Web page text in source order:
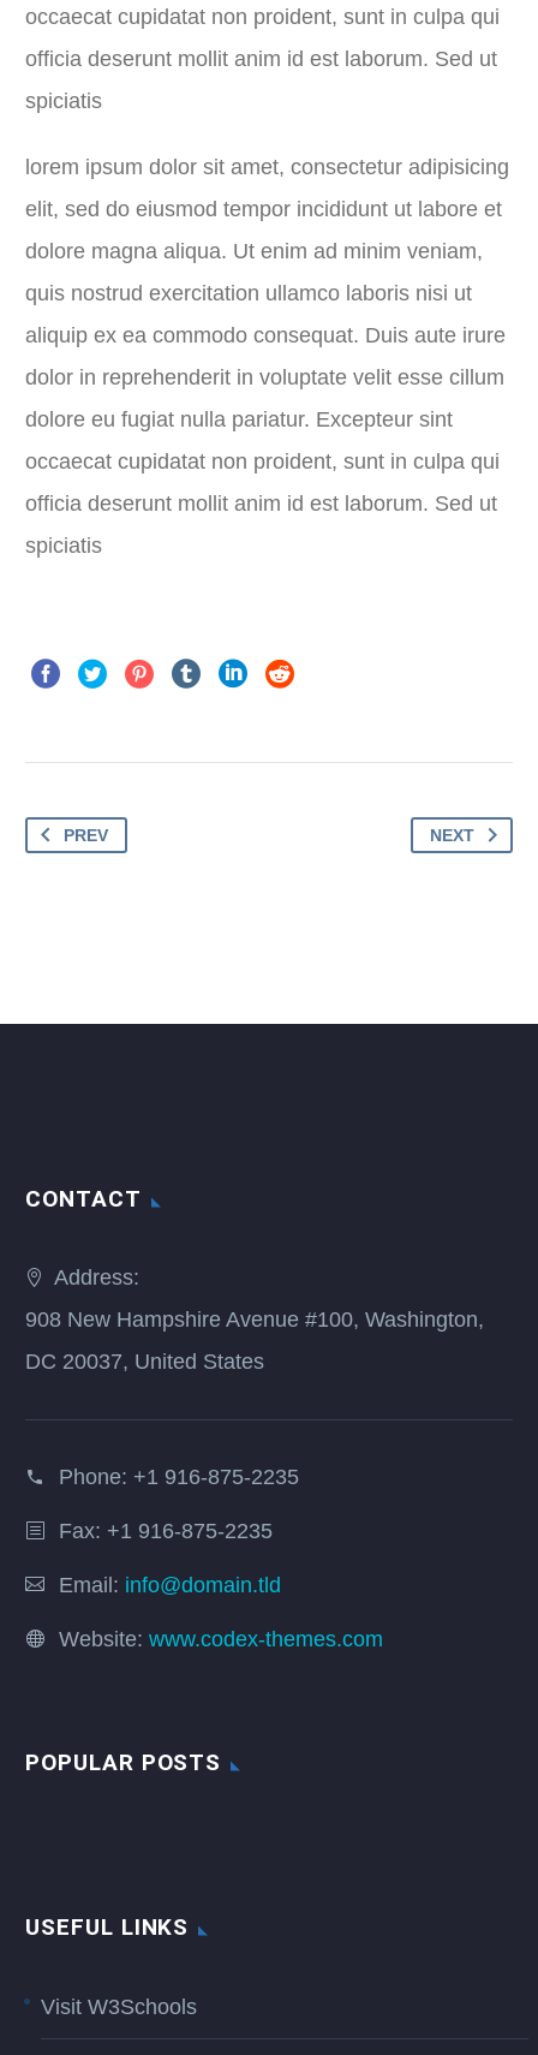
occaecat cupidatat non proident, sunt in culpa qui
officia deserunt mollit anim id est laborum. Sed ut
spiciatis
lorem ipsum dolor sit amet, consectetur adipisicing
elit, sed do eiusmod tempor incididunt ut labore et
dolore magna aliqua. Ut enim ad minim veniam,
quis nostrud exercitation ullamco laboris nisi ut
aliquip ex ea commodo consequat. Duis aute irure
dolor in reprehenderit in voluptate velit esse cillum
dolore eu fugiat nulla pariatur. Excepteur sint
occaecat cupidatat non proident, sunt in culpa qui
officia deserunt mollit anim id est laborum. Sed ut
spiciatis
PREV NEXT
CONTACT
Address:
908 New Hampshire Avenue #100, Washington,
DC 20037, United States
Phone: +1 916-875-2235
Fax: +1 916-875-2235
Email: info@domain.tld
Website: www.codex-themes.com
POPULAR POSTS
USEFUL LINKS
Visit W3Schools